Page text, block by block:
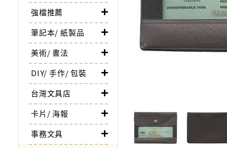
強檔推薦
筆記本/ 紙製品
美術/ 書法
DIY/ 手作/ 包裝
台灣文具店
卡片/ 海報
事務文具